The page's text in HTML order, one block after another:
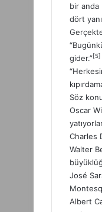
bir anda
dört
gider.”[5]
Söz
Oscar
Charles
Walter
José
Albert